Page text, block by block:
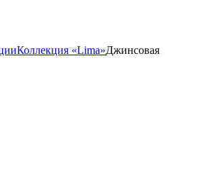
Коллекция «Lima»Джинсовая